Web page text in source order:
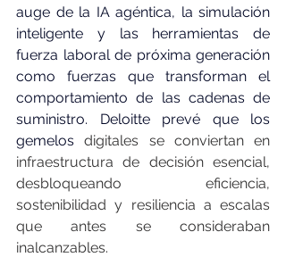
auge de la IA agéntica, la simulación
inteligente y las herramientas de
fuerza laboral de próxima generación
como fuerzas que transforman el
comportamiento de las cadenas de
suministro. Deloitte prevé que los
gemelos digitales se conviertan en
infraestructura de decisión esencial,
desbloqueando eficiencia,
sostenibilidad y resiliencia a escalas
que antes se consideraban
inalcanzables.